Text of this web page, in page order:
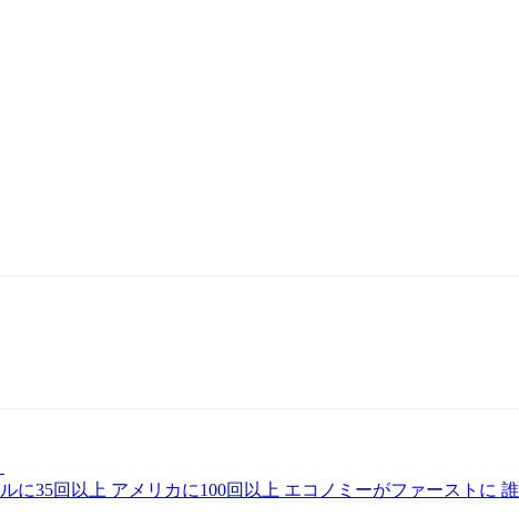
に35回以上 アメリカに100回以上 エコノミーがファーストに